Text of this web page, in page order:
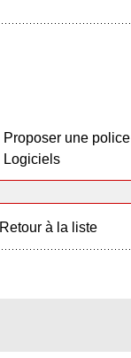
Proposer une police
Logiciels
Retour à la liste